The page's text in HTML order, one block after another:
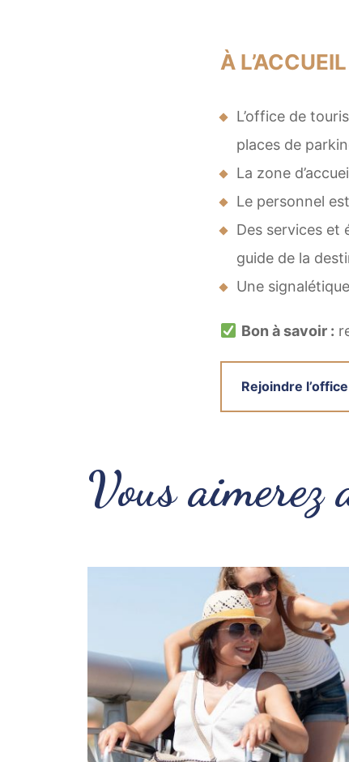
À
L’office de
places de
La zone
Le personnel
Des services et
guide de la
Une
Bon à savoir :
Rejoindre
Vous aimerez